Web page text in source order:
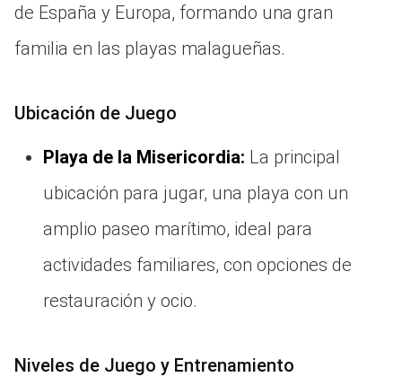
de España y Europa, formando una gran
familia en las playas malagueñas.
Ubicación de Juego
Playa de la Misericordia: La principal
ubicación para jugar, una playa con un
amplio paseo marítimo, ideal para
actividades familiares, con opciones de
restauración y ocio.
Niveles de Juego y Entrenamiento